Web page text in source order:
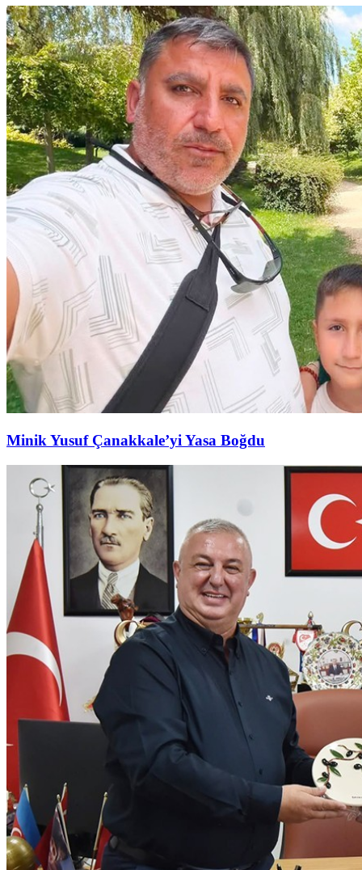
Minik Yusuf Çanakkale’yi Yasa Boğdu